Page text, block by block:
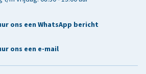
ons een WhatsApp bericht
ons een e-mail